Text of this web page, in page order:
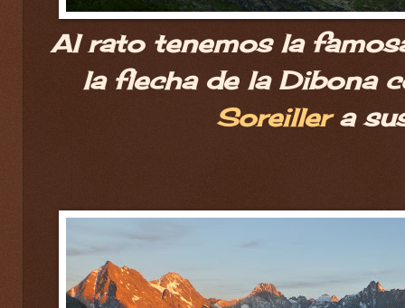
Al rato tenemos la
la flecha de la Dibona
Soreillera